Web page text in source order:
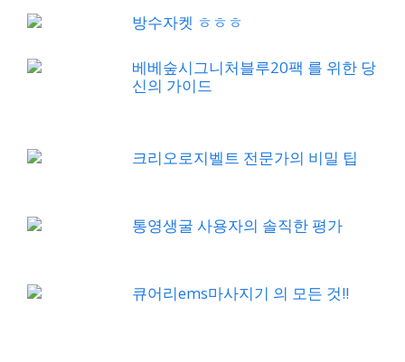
방수자켓 ㅎㅎㅎ
베베숲시그니처블루20팩 를 위한 당
신의 가이드
크리오로지벨트 전문가의 비밀 팁
통영생굴 사용자의 솔직한 평가
큐어리ems마사지기 의 모든 것!!